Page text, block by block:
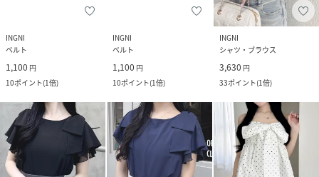
INGNI
ベルト
1,100 円
10ポイント(1倍)
INGNI
ベルト
1,100 円
10ポイント(1倍)
INGNI
シャツ・ブラウス
3,630 円
33ポイント(1倍)